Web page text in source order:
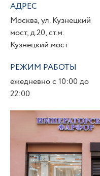
АДРЕС
Москва, ул. Кузнецкий
мост, д.20, ст.м.
Кузнецкий мост
РЕЖИМ РАБОТЫ
ежедневно с 10:00 до
22:00